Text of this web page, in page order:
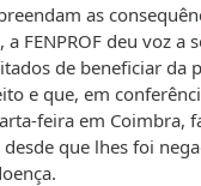
as
FENPROF deu voz a
de beneficiar da
e que, em
feira em Coimbra,
que lhes foi